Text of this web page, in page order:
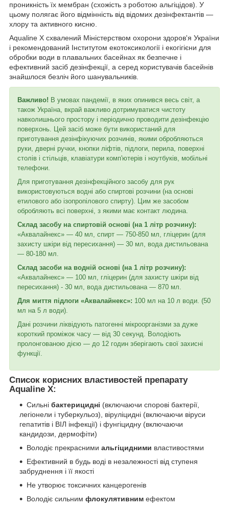
проникність їх мембран (схожість з роботою альгіцідов). У
цьому полягає його відмінність від відомих дезінфектантів —
хлору та активного кисню.
Aqualine X схвалений Міністерством охорони здоров'я України
і рекомендований Інститутом екотоксикології і екогігієни для
обробки води в плавальних басейнах як безпечне і
ефективний засіб дезінфекції, а серед користувачів басейнів
знайшлося безліч його шанувальників.
Важливо! В умовах пандемії, в яких опинився весь світ, а
також Україна, вкрай важливо дотримуватися чистоту
навколишнього простору і періодично проводити дезінфекцію
поверхонь. Цей засіб може бути використаний для
приготування дезінфікуючих розчинів, якими обробляються
руки, дверні ручки, кнопки ліфтів, підлоги, перила, поверхні
столів і стільців, клавіатури комп'ютерів і ноутбуків, мобільні
телефони.
Для приготування дезінфекційного засобу для рук
використовуються водні або спиртові розчини (на основі
етилового або ізопропілового спирту). Цим же засобом
обробляють всі поверхні, з якими має контакт людина.
Склад засобу на спиртовій основі (на 1 літр розчину):
«Аквалайнекс» — 40 мл, спирт — 750-850 мл, гліцерин (для
захисту шкіри від пересихання) — 30 мл, вода дистильована
— 80-180 мл.
Склад засоби на водній основі (на 1 літр розчину):
«Аквалайнекс» — 100 мл, гліцерин (для захисту шкіри від
пересихання) - 30 мл, вода дистильована — 870 мл.
Для миття підлоги «Аквалайнекс»: 100 мл на 10 л води. (50
мл на 5 л води).
Дані розчини ліквідують патогенні мікроорганізми за дуже
короткий проміжок часу — від 30 секунд. Володіють
пролонгованою дією — до 12 годин зберігають свої захисні
функції.
Список корисних властивостей препарату
Aqualine X:
Сильні бактерицидні (включаючи спорові бактерії,
легіонели і туберкульоз), віруліцидні (включаючи віруси
гепатитів і ВІЛ інфекції) і фунгіцидну (включаючи
кандидози, дермофіти)
Володіє прекрасними альгіцидними властивостями
Ефективний в будь воді в незалежності від ступеня
забруднення і її якості
Не утворює токсичних канцерогенів
Володіє сильним флокулятивним ефектом